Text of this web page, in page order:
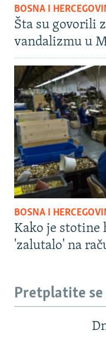
BOSNA I
Šta su govorili
vandalizmu u
BOSNA I
Kako je stotine
'zalutalo' na
Pretplatite